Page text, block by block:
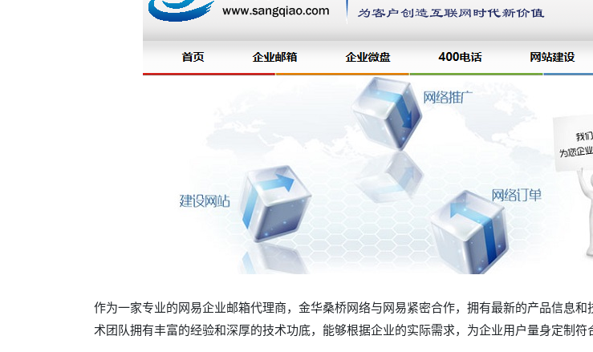
作为一家专业的网易企业邮箱代理商，金华桑桥网络与网易紧密合作，拥有最新的产品信息
术团队拥有丰富的经验和深厚的技术功底，能够根据企业的实际需求，为企业用户量身定制符